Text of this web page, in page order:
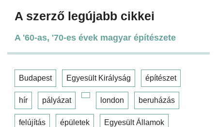
A szerző legújabb cikkei
A '60-as, '70-es évek magyar építészete
Budapest Egyesült Királyság építészet
hír pályázat london beruházás
felújítás épületek Egyesült Államok